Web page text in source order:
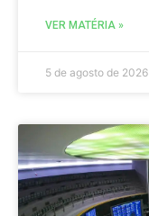
VER MATÉRIA »
5 de agosto de 2026